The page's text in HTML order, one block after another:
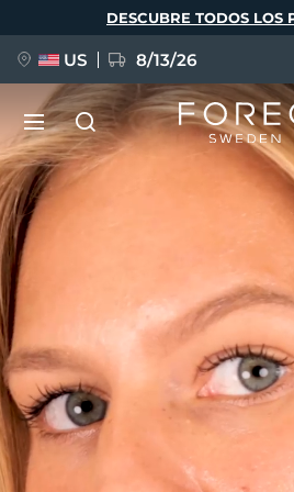
DESCUBRE TODOS LOS
US 8/13/26
NUEVO
FAQ™ Pure Beauty-Tech Elixir
issa™ Teeth Whitening Set
Idioma
Deutsch
Italiano
Polski
Svenska
Türkçe
简体中文